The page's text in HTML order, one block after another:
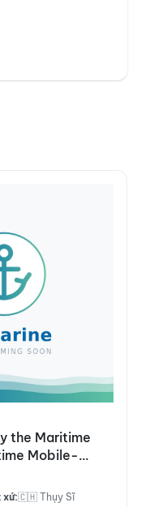
the Maritime
Mobile-
(Maritime
xứ:🇨🇭 Thụy Sĩ